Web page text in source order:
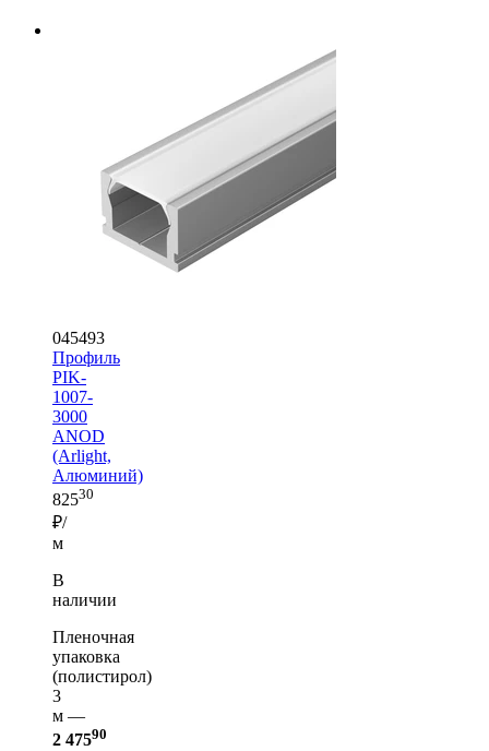
045493
Профиль
PIK-
1007-
3000
ANOD
(Arlight,
Алюминий)
82530
₽/
м
В
наличии
Пленочная
упаковка
(полистирол)
3
м —
2 47590